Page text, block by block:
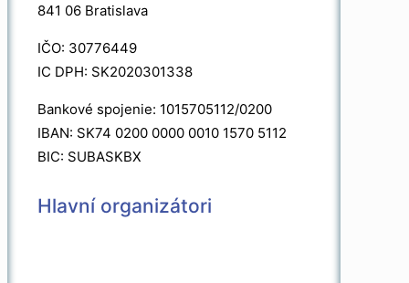
841 06 Bratislava
IČO: 30776449
IC DPH: SK2020301338
Bankové spojenie: 1015705112/0200
IBAN: SK74 0200 0000 0010 1570 5112
BIC: SUBASKBX
Hlavní organizátori